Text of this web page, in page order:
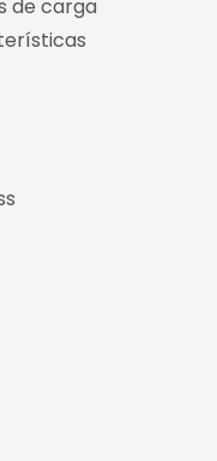
de carga